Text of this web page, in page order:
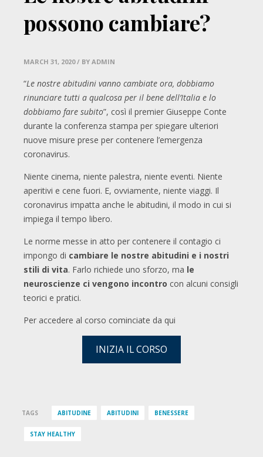
possono cambiare?
MARCH 31, 2020 / BY ADMIN
“Le nostre abitudini vanno cambiate ora, dobbiamo
rinunciare tutti a qualcosa per il bene dell’Italia e lo
dobbiamo fare subito”, così il premier Giuseppe Conte
durante la conferenza stampa per spiegare ulteriori
nuove misure prese per contenere l’emergenza
coronavirus.
Niente cinema, niente palestra, niente eventi. Niente
aperitivi e cene fuori. E, ovviamente, niente viaggi. Il
coronavirus impatta anche le abitudini, il modo in cui si
impiega il tempo libero.
Le norme messe in atto per contenere il contagio ci
impongo di cambiare le nostre abitudini e i nostri
stili di vita. Farlo richiede uno sforzo, ma le
neuroscienze ci vengono incontro con alcuni consigli
teorici e pratici.
Per accedere al corso cominciate da qui
INIZIA IL CORSO
TAGS ABITUDINE ABITUDINI BENESSERE
STAY HEALTHY